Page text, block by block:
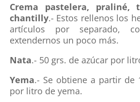
Crema pastelera, praliné,
chantilly.- Estos rellenos los
artículos por separado,
extendernos un poco más.
Nata.- 50 grs. de azúcar por
Yema.- Se obtiene a partir de
por litro de yema.